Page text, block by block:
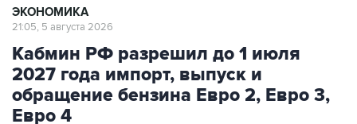
Кабмин РФ разрешил до 1 июля
2027 года импорт, выпуск и
обращение бензина Евро 2, Евро 3,
Евро 4